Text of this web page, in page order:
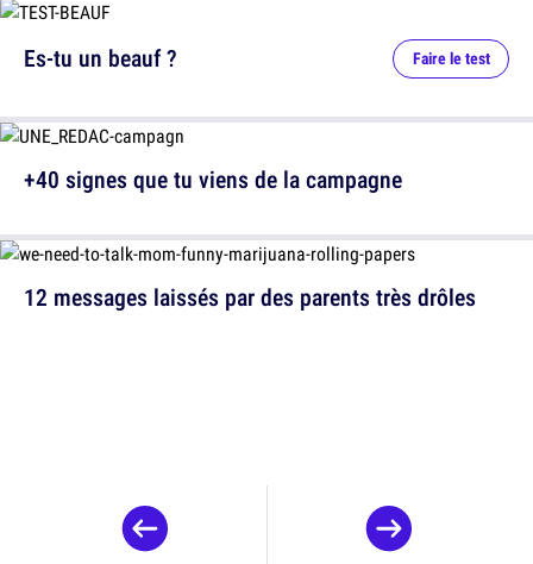
12 messages laissés par des parents très drôles
Es-tu un beauf ? Faire le test
+40 signes que tu viens de la campagne